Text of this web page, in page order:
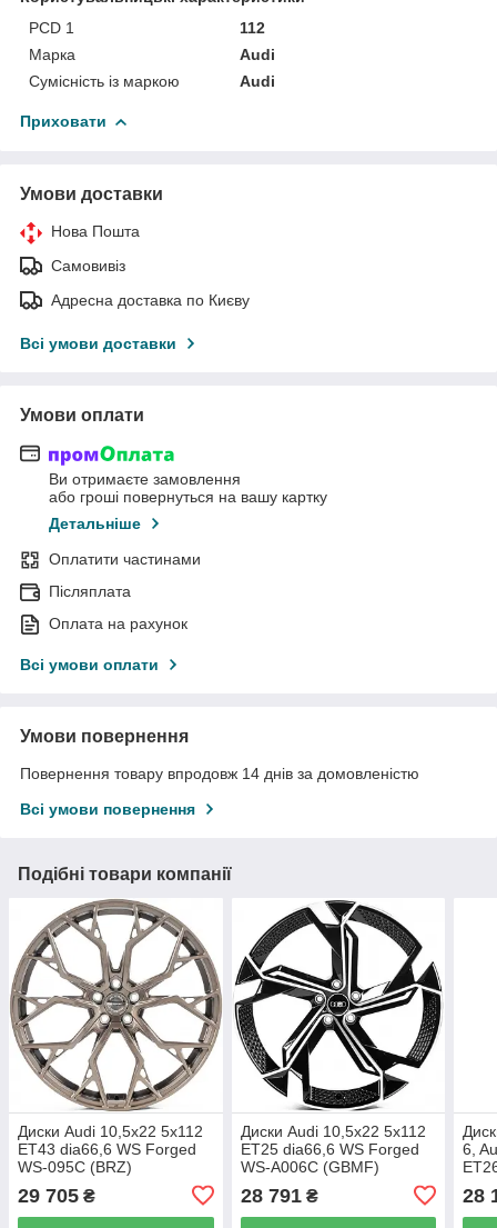
PCD 1
112
Марка
Audi
Сумісність із маркою
Audi
Приховати
Умови доставки
Нова Пошта
Самовивіз
Адресна доставка по Києву
Всі умови доставки
Умови оплати
Ви отримаєте замовлення
або гроші повернуться на вашу картку
Детальніше
Оплатити частинами
Післяплата
Оплата на рахунок
Всі умови оплати
Умови повернення
Повернення товару впродовж 14 днів за домовленістю
Всі умови повернення
Подібні товари компанії
Диски Audi 10,5x22 5x112
ET43 dia66,6 WS Forged
WS-095C (BRZ)
29 705 ₴
Диски Audi 10,5x22 5x112
ET25 dia66,6 WS Forged
WS-A006C (GBMF)
28 791₴
6,
28